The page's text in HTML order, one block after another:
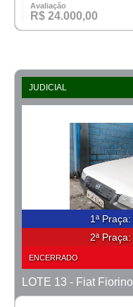
Avaliação
R$ 24.000,00
JUDICIAL
1ª Praça:
2ª Praça:
ENCERRADO